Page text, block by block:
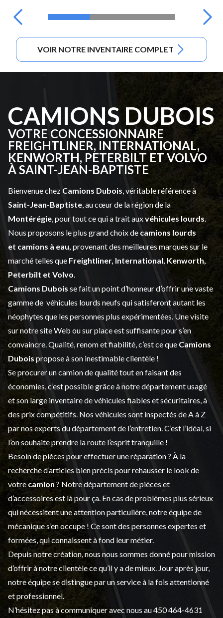
VOIR NOTRE INVENTAIRE COMPLET
CAMIONS DUBOIS
VOTRE CONCESSIONNAIRE
FREIGHTLINER, INTERNATIONAL,
KENWORTH, PETERBILT ET VOLVO
À SAINT-JEAN-BAPTISTE
Bienvenue chez Camions Dubois , véritable référence à
Saint-Jean-Baptiste , au cœur de la région de la
Montérégie , pour tout ce qui a trait auxvéhicules lourds
Nous proposons le plus grand choix de camions lourds
et camions à eau, provenant des meilleures marques sur le
marché telles que Freightliner, International, Kenworth,
Peterbilt et Volvo
Camions Dubois se fait un point d’honneur d’offrir une vaste
gamme de véhicules lourds neufs qui satisferont autant les
néophytes que les personnes plus expérimentées. Une visite
sur notre site Web ou sur place est suffisante pour s’en
convaincre. Qualité, renom et fiabilité, c’est ce que Camions
Dubois propose à son inestimable clientèle !
Se procurer un camion de qualité tout en faisant des
économies, c’est possible grâce à notredépartement usagé
et son large inventaire de véhicules fiables et sécuritaires, à
des prix compétitifs. Nos véhicules sont inspectés de A à Z
par nos experts du département de l’entretien . C’est l’idéal, si
l’on souhaite prendre la route l’esprit tranquille !
Besoin de pièces pour effectuer une réparation ? À la
recherche d’articles bien précis pour rehausser le look de
votre camion ? Notre département depièces et
d’accessoiresest là pour ça. En cas de problèmes plus sérieux
qui nécessitent une attention particulière, notre équipe de
mécanique s’en occupe ! Ce sont des personnes expertes et
formées, qui connaissent à fond leur métier.
Depuis notre création, nous nous sommes donné pour mission
d’offrir à notre clientèle ce qu’il y a de mieux. Jour après jour,
notre équipe se distingue par un service à la fois attentionné
et professionnel.
N’hésitez pas à communiquer avec nous au450 464-4631